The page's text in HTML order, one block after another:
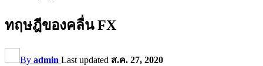
ทฤษฎีของคลื่น FX
By admin Last updated ส.ค. 27, 2020